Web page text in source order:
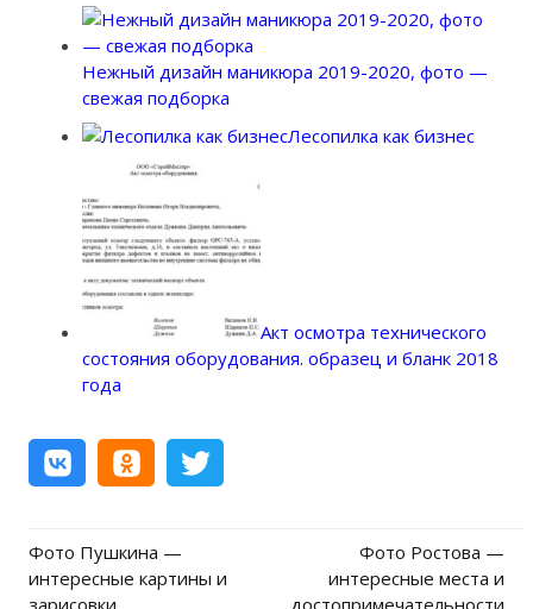
Нежный дизайн маникюра 2019-2020, фото —
свежая подборка
Лесопилка как бизнес
Акт осмотра технического
состояния оборудования. образец и бланк 2018
года
Post navigation
Фото Пушкина —
интересные картины и
зарисовки
Фото Ростова —
интересные места и
достопримечательности